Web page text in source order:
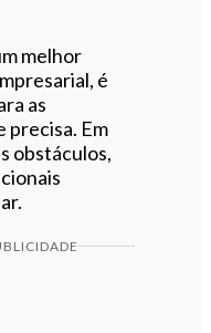
melhor
é
as
precisa. Em
obstáculos,